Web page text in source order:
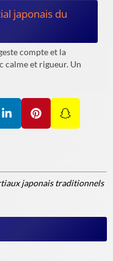
japonais du
compte et la
calme et rigueur. Un
japonais traditionnels